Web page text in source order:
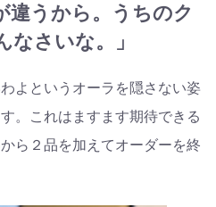
違うから。うちのク
さいな。」
よというオーラを隠さない姿
。これはますます期待できる
ら２品を加えてオーダーを終